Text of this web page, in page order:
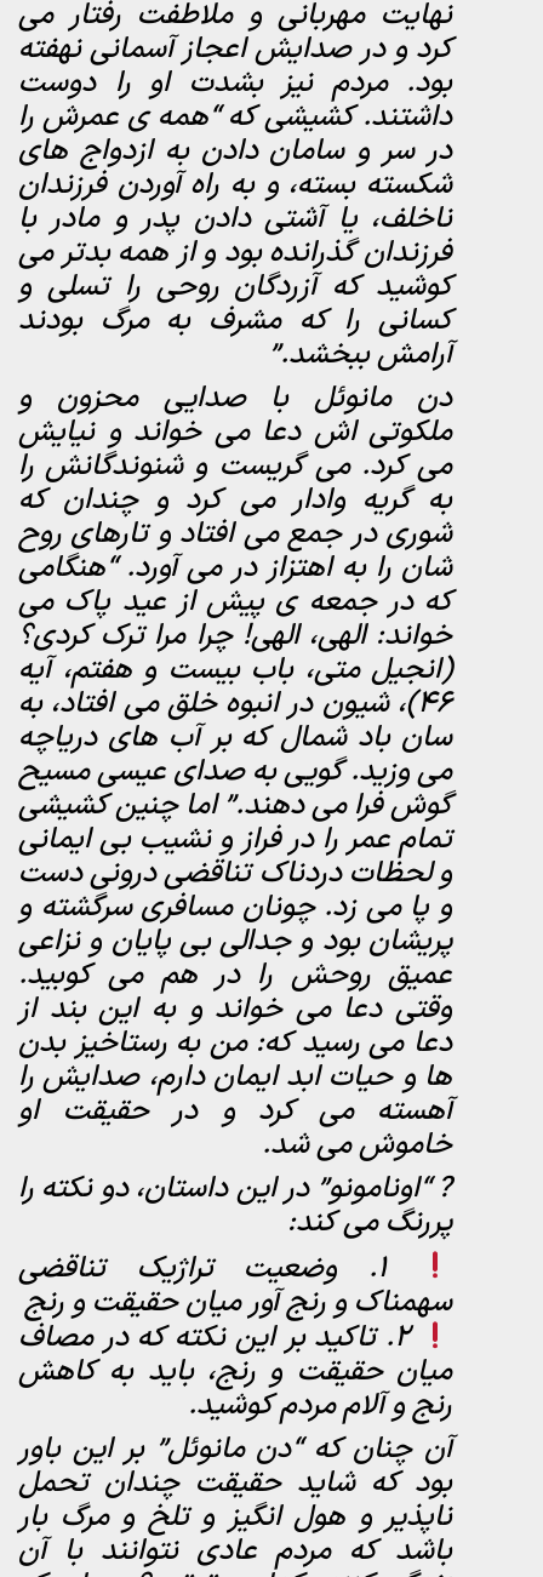
نهایت مهربانی و ملاطفت رفتار می
کرد و در صدایش اعجاز آسمانی نهفته
بود. مردم نیز بشدت او را دوست
داشتند. کشیشی که “همه ی عمرش را
در سر و سامان دادن به ازدواج های
شکسته بسته، و به راه آوردن فرزندان
ناخلف، یا آشتی دادن پدر و مادر با
فرزندان گذرانده بود و از همه بدتر می
کوشید که آزردگان روحی را تسلی و
کسانی را که مشرف به مرگ بودند
آرامش ببخشد.”
دن مانوئل با صدایی محزون و
ملکوتی اش دعا می خواند و نیایش
می کرد. می گریست و شنوندگانش را
به گریه وادار می کرد و چندان که
شوری در جمع می افتاد و تارهای روح
شان را به اهتزاز در می آورد. “هنگامی
که در جمعه ی پیش از عید پاک می
خواند: الهی، الهی! چرا مرا ترک کردی؟
(انجیل متی، باب بیست و هفتم، آیه
46)، شیون در انبوه خلق می افتاد، به
سان باد شمال که بر آب های دریاچه
می وزید. گویی به صدای عیسی مسیح
گوش فرا می دهند.” اما چنین کشیشی
تمام عمر را در فراز و نشیب بی ایمانی
و لحظات دردناک تناقضی درونی دست
و پا می زد. چونان مسافری سرگشته و
پریشان بود و جدالی بی پایان و نزاعی
عمیق روحش را در هم می کوبید.
وقتی دعا می خواند و به این بند از
دعا می رسید که: من به رستاخیز بدن
ها و حیات ابد ایمان دارم، صدایش را
آهسته می کرد و در حقیقت او
خاموش می شد.
? “اونامونو” در این داستان، دو نکته را
پررنگ می کند:
1. وضعیت تراژیک تناقضی
سهمناک و رنج آور میان حقیقت و رنج
2. تاکید بر این نکته که در مصاف
میان حقیقت و رنج، باید به کاهش
رنج و آلام مردم کوشید.
آن چنان که “دن مانوئل” بر این باور
بود که شاید حقیقت چندان تحمل
ناپذیر و هول انگیز و تلخ و مرگ بار
باشد که مردم عادی نتوانند با آن